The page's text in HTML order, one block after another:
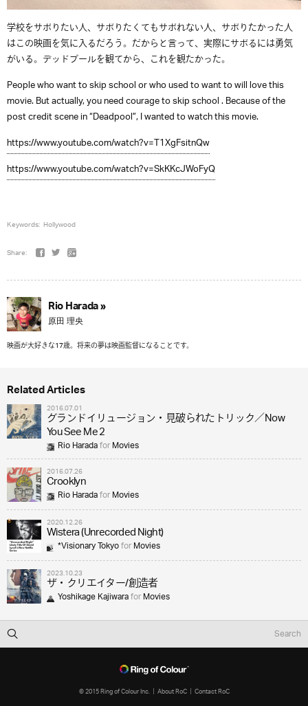
学校をサボりたい人、サボりたくてもサボれない人、サボりたかった人
はこの映画を気に入るだろう。だからと言って、実際にサボるには勇気
がいる。デッドプールを観てから、これを観たかった。
People who want to skip school or who used to want to will love this
movie. But actually, you need courage to skip school . Because of the
post credit scene in “Deadpool”, I wanted to watch this movie.
https://www.youtube.com/watch?v=T1XgFsitnQw
https://www.youtube.com/watch?v=SkKKcJWoFyQ
Keywords: Hollywood
Share:
Rio Harada »
原田 理央
映画が大好きな17歳。将来の夢は映画監督になることです。
Related Articles
2016.07.01
グランドイリュージョン・見破られたトリック／Now
You See Me 2
Rio HaradaforMovies
2016.07.26
Crooklyn
Rio HaradaforMovies
2020.12.26
Wistera (Unrecorded Night)
*Visionary TokyoforMovies
2023.10.23
ザ・クリエイター/創造者
Yoshikage KajiwaraforMovies
© 2015 Ring of Colour Inc. About RoC Contact RoC